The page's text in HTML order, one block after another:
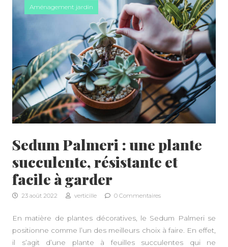
Aménagement jardin
Sedum Palmeri : une plante
succulente, résistante et
facile à garder
23 août 2022 verticille 0 Commentaires
En matière de plantes décoratives, le Sedum Palmeri se
positionne comme l’un des meilleurs choix à faire. En effet,
il s’agit d’une plante à feuilles succulentes qui ne
A PROPOS